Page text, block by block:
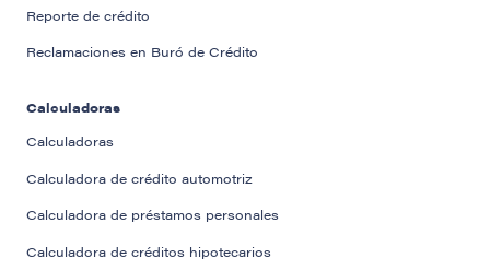
Reporte de crédito
Reclamaciones en Buró de Crédito
Calculadoras
Calculadoras
Calculadora de crédito automotriz
Calculadora de préstamos personales
Calculadora de créditos hipotecarios